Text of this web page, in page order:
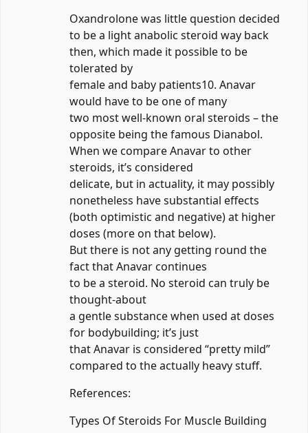
Oxandrolone was little question decided
to be a light anabolic steroid way back
then, which made it possible to be
tolerated by
female and baby patients10. Anavar
would have to be one of many
two most well-known oral steroids – the
opposite being the famous Dianabol.
When we compare Anavar to other
steroids, it’s considered
delicate, but in actuality, it may possibly
nonetheless have substantial effects
(both optimistic and negative) at higher
doses (more on that below).
But there is not any getting round the
fact that Anavar continues
to be a steroid. No steroid can truly be
thought-about
a gentle substance when used at doses
for bodybuilding; it’s just
that Anavar is considered “pretty mild”
compared to the actually heavy stuff.
References:
Types Of Steroids For Muscle Building